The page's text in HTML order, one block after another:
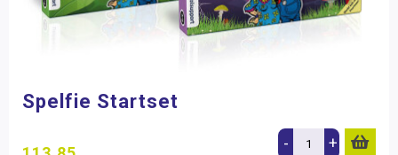
Spelfie Startset
- +